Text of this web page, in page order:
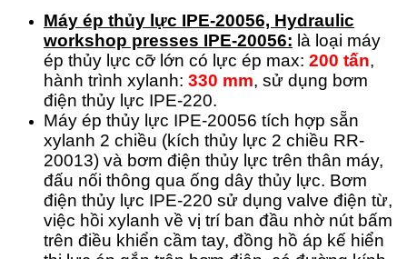
Máy ép thủy lực IPE-20056, Hydraulic
workshop presses IPE-20056: là loại máy
ép thủy lực cỡ lớn có lực ép max: 200 tấn,
hành trình xylanh: 330 mm, sử dụng bơm
điện thủy lực IPE-220.
Máy ép thủy lực IPE-20056 tích hợp sẵn
xylanh 2 chiều (kích thủy lực 2 chiều RR-
20013) và bơm điện thủy lực trên thân máy,
đấu nối thông qua ống dây thủy lực. Bơm
điện thủy lực IPE-220 sử dụng valve điện từ,
việc hồi xylanh về vị trí ban đầu nhờ nút bấm
trên điều khiển cầm tay, đồng hồ áp kế hiển